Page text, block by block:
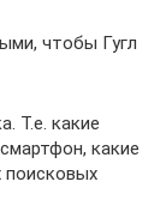
чтобы Гугл
Т.е. какие
какие
поисковых